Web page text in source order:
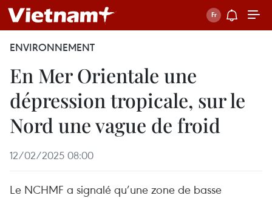
ENVIRONNEMENT
En Mer Orientale une
dépression tropicale, sur le
Nord une vague de froid
12/02/2025 08:00
Le NCHMF a signalé qu’une zone de basse